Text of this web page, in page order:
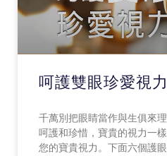
呵護雙眼珍愛視力
千萬別把眼睛當作與生俱來
呵護和珍惜，寶貴的視力一
您的寶貴視力。下面六個護